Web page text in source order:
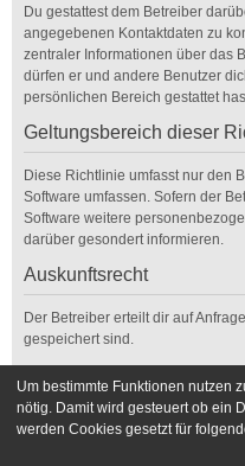
Du gestattest dem Betreiber
angegebenen Kontaktdaten zu
zentraler Informationen über das
dürfen er und andere Benutzer
persönlichen Bereich gestattet
Geltungsbereich dieser
Diese Richtlinie umfasst nur den
Software umfassen. Sofern der
Software weitere
darüber gesondert informieren.
Auskunftsrecht
Der Betreiber erteilt dir auf
gespeichert sind.
Kontaktiere hierzu bitte den
Um bestimmte Funktionen nutzen
nötig. Damit wird gesteuert ob ein
werden Cookies gesetzt für